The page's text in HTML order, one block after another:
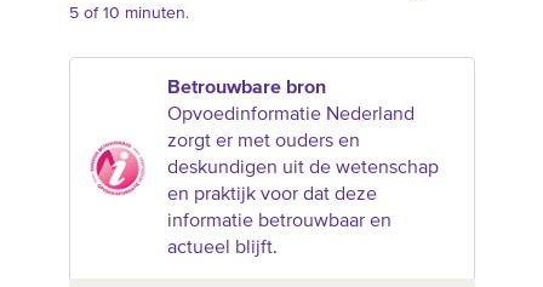
5 of 10 minuten.
Betrouwbare bron
Opvoedinformatie Nederland
zorgt er met ouders en
deskundigen uit de wetenschap
en praktijk voor dat deze
informatie betrouwbaar en
actueel blijft.